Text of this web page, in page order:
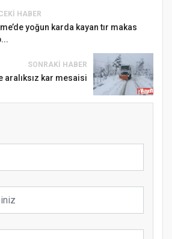
HABER
yoğun karda kayan tır makas
SONRAKI HABER
aralıksız kar mesaisi